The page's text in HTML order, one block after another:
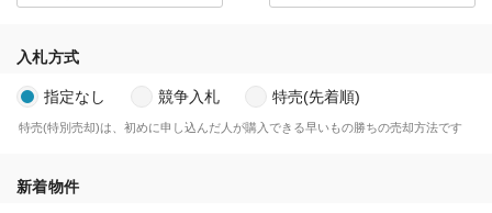
入札方式
指定なし 競争入札 特売(先着順)
特売(特別売却)は、初めに申し込んだ人が購入できる早いもの勝ちの売却方法です
新着物件